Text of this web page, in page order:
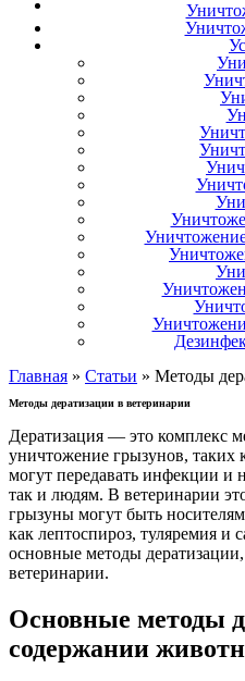
Уничтожение
Главная » Статьи » Методы
Методы дератизации в ветеринарии
Дератизация — это комплекс
уничтожение грызунов, таких
могут передавать инфекции и
так и людям. В ветеринарии
грызуны могут быть
как лептоспироз, туляремия и
основные методы
ветеринарии.
Основные методы
содержании